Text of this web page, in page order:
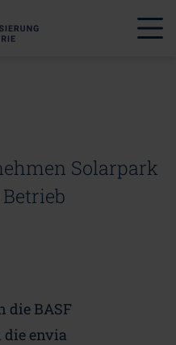
Solarpark
die BASF
die envia